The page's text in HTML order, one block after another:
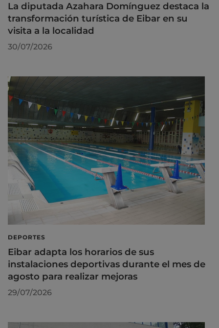
La diputada Azahara Domínguez destaca la
transformación turística de Eibar en su
visita a la localidad
30/07/2026
DEPORTES
Eibar adapta los horarios de sus
instalaciones deportivas durante el mes de
agosto para realizar mejoras
29/07/2026